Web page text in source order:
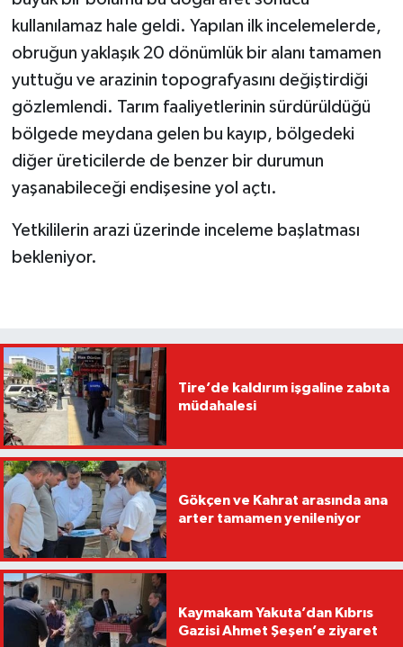
kullanılamaz hale geldi. Yapılan ilk incelemelerde,
obruğun yaklaşık 20 dönümlük bir alanı tamamen
yuttuğu ve arazinin topografyasını değiştirdiği
gözlemlendi. Tarım faaliyetlerinin sürdürüldüğü
bölgede meydana gelen bu kayıp, bölgedeki
diğer üreticilerde de benzer bir durumun
yaşanabileceği endişesine yol açtı.
Yetkililerin arazi üzerinde inceleme başlatması
bekleniyor.
Tire’de kaldırım işgaline zabıta
müdahalesi
Gökçen ve Kahrat arasında ana
arter tamamen yenileniyor
Kaymakam Yakuta’dan Kıbrıs
Gazisi Ahmet Şeşen’e ziyaret